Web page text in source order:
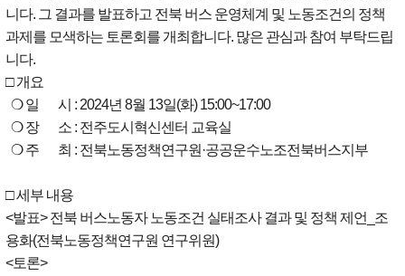
니다. 그 결과를 발표하고 전북 버스 운영체계 및 노동조건의 정책
과제를 모색하는 토론회를 개최합니다. 많은 관심과 참여 부탁드립
니다.
□ 개요
❍ 일 시 : 2024년 8월 13일(화) 15:00~17:00
❍ 장 소 : 전주도시혁신센터 교육실
❍ 주 최 : 전북노동정책연구원·공공운수노조전북버스지부
□ 세부 내용
<발표> 전북 버스노동자 노동조건 실태조사 결과 및 정책 제언_조
용화(전북노동정책연구원 연구위원)
<토론>